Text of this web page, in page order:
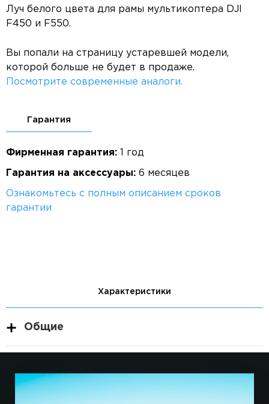
Луч белого цвета для рамы мультикоптера DJI
F450 и F550.
Вы попали на страницу устаревшей модели,
которой больше не будет в продаже.
Посмотрите современные аналоги.
Гарантия
Фирменная гарантия: 1 год
Гарантия на аксессуары: 6 месяцев
Ознакомьтесь с полным описанием сроков
гарантии
Характеристики
Общие